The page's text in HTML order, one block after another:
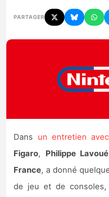
Mises à jour
Chiffres de ventes
Nintendo Direct
Tests de jeux
Tests
Autres tests
PARTAGER
Dans un entretien avec
Figaro, Philippe Lavoué
France, a donné
de jeu et de